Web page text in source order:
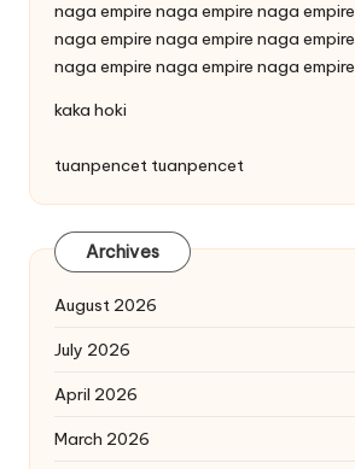
naga empire naga empire naga empire
naga empire naga empire naga empire
naga empire naga empire naga empire
kaka hoki
tuanpencet tuanpencet
Archives
August 2026
July 2026
April 2026
March 2026